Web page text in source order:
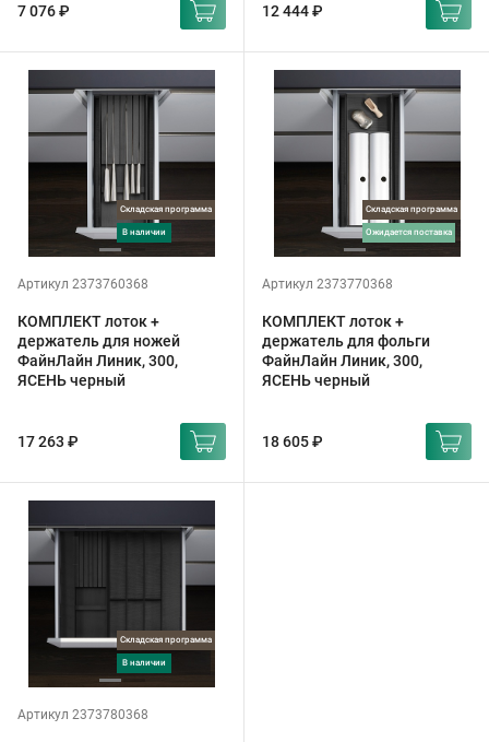
7 076 ₽ 12 444 ₽
Складская программа
в наличии
Артикул 2373760368
КОМПЛЕКТ лоток +
держатель для ножей
ФайнЛайн Линик, 300,
ЯСЕНЬ черный
17 263 ₽
Складская программа
ожидается поставка
Артикул 2373770368
КОМПЛЕКТ лоток +
держатель для фольги
ФайнЛайн Линик, 300,
ЯСЕНЬ черный
18 605 ₽
Складская программа
в наличии
Артикул 2373780368